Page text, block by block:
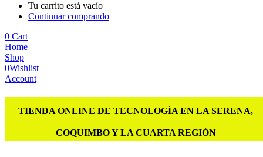
Tu carrito está vacío
Continuar comprando
0 Cart
Home
Shop
0Wishlist
Account
TIENDA ONLINE DE TECNOLOGÍA EN LA SERENA,
COQUIMBO Y LA CUARTA REGIÓN